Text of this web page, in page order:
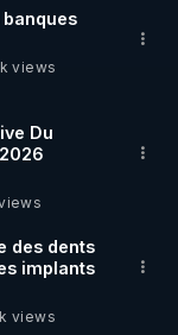
méditation et
code
views
Du
des dents
implants
views